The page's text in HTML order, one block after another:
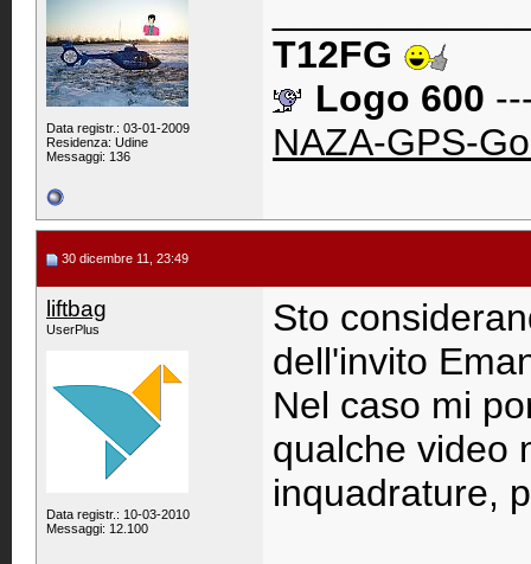
Data registr.: 03-01-2009
Residenza: Udine
Messaggi: 136
T12FG
Logo 600
NAZA-GPS-
30 dicembre 11, 23:49
liftbag
UserPlus
Data registr.: 10-03-2010
Messaggi: 12.100
Sto
dell'invito
Nel caso mi
qualche video
inquadrature,